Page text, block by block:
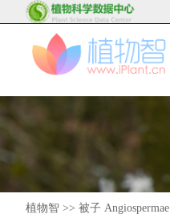
植物智 >> 被子 Angiospermae